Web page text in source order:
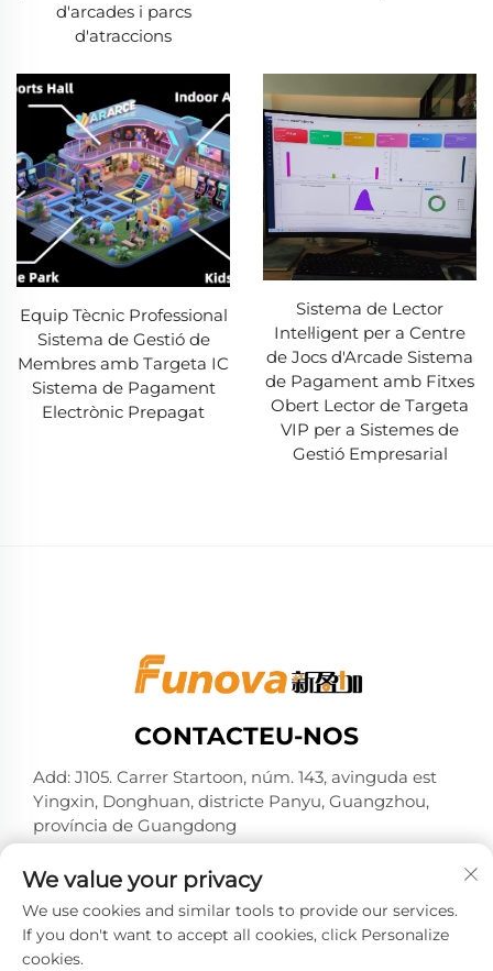
d'arcades i parcs
d'atraccions
Equip Tècnic Professional
Sistema de Gestió de
Membres amb Targeta IC
Sistema de Pagament
Electrònic Prepagat
Sistema de Lector
Intel·ligent per a Centre
de Jocs d'Arcade Sistema
de Pagament amb Fitxes
Obert Lector de Targeta
VIP per a Sistemes de
Gestió Empresarial
CONTACTEU-NOS
Add: J105. Carrer Startoon, núm. 143, avinguda est
Yingxin, Donghuan, districte Panyu, Guangzhou,
província de Guangdong
Correu electrònic: [email protected]
We value your privacy
We use cookies and similar tools to provide our services.
If you don't want to accept all cookies, click Personalize
cookies.